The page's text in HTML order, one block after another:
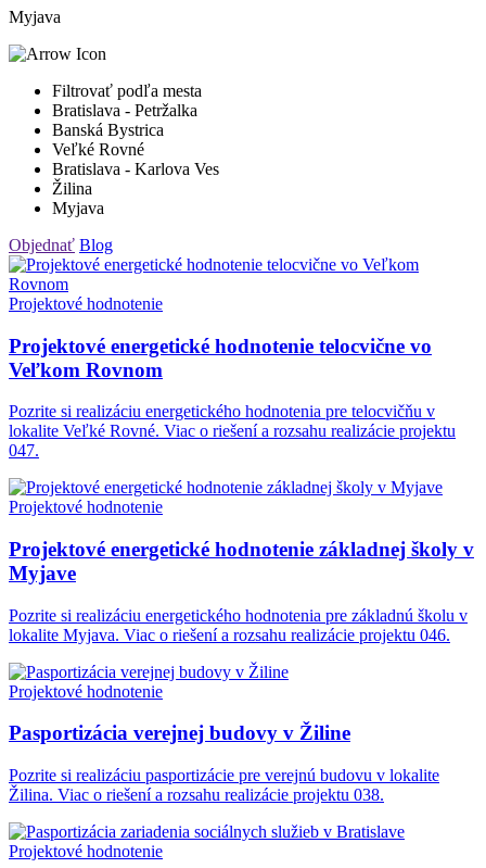
Myjava
Filtrovať podľa mesta
Bratislava - Petržalka
Banská Bystrica
Veľké Rovné
Bratislava - Karlova Ves
Žilina
Myjava
Objednať Blog
Projektové hodnotenie
Projektové energetické hodnotenie telocvične vo
Veľkom Rovnom
Pozrite si realizáciu energetického hodnotenia pre telocvičňu v
lokalite Veľké Rovné. Viac o riešení a rozsahu realizácie projektu
047.
Projektové hodnotenie
Projektové energetické hodnotenie základnej školy v
Myjave
Pozrite si realizáciu energetického hodnotenia pre základnú školu v
lokalite Myjava. Viac o riešení a rozsahu realizácie projektu 046.
Projektové hodnotenie
Pasportizácia verejnej budovy v Žiline
Pozrite si realizáciu pasportizácie pre verejnú budovu v lokalite
Žilina. Viac o riešení a rozsahu realizácie projektu 038.
Projektové hodnotenie